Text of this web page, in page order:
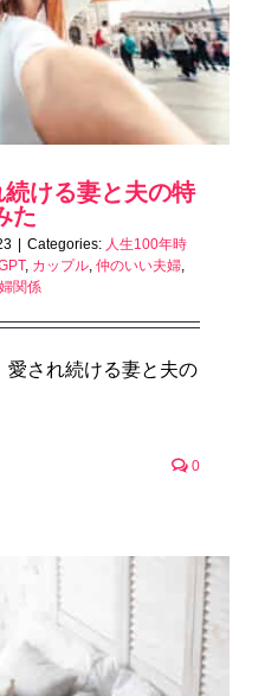
ける妻と夫の特
た
Categories: 人生100年時
, カップル, 仲のいい夫婦,
関係
愛され続ける妻と夫の
0